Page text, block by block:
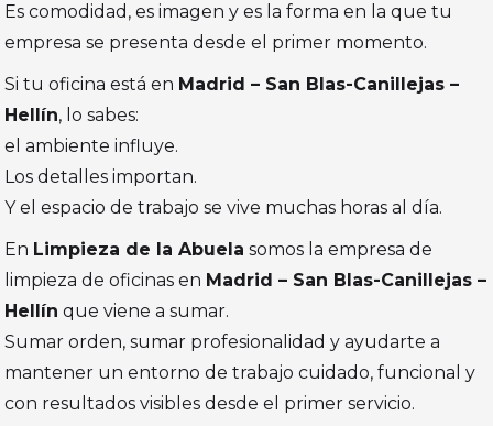
Es comodidad, es imagen y es la forma en la que tu
empresa se presenta desde el primer momento.
Si tu oficina está en Madrid – San Blas-Canillejas –
Hellín, lo sabes:
el ambiente influye.
Los detalles importan.
Y el espacio de trabajo se vive muchas horas al día.
En Limpieza de la Abuela somos la empresa de
limpieza de oficinas en Madrid – San Blas-Canillejas –
Hellín que viene a sumar.
Sumar orden, sumar profesionalidad y ayudarte a
mantener un entorno de trabajo cuidado, funcional y
con resultados visibles desde el primer servicio.